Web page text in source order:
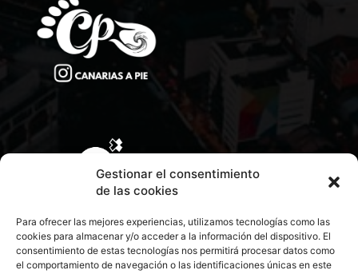
Gestionar el consentimiento
de las cookies
Para ofrecer las mejores experiencias, utilizamos tecnologías como las
cookies para almacenar y/o acceder a la información del dispositivo. El
consentimiento de estas tecnologías nos permitirá procesar datos como
el comportamiento de navegación o las identificaciones únicas en este